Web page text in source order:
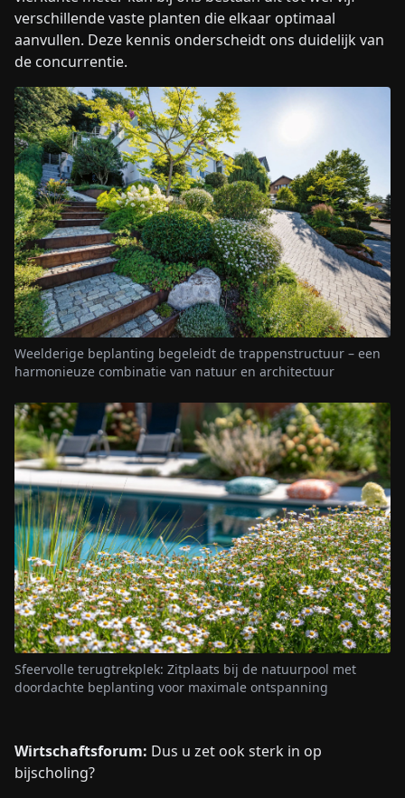
verschillende vaste planten die elkaar optimaal
aanvullen. Deze kennis onderscheidt ons duidelijk van
de concurrentie.
Weelderige beplanting begeleidt de trappenstructuur – een
harmonieuze combinatie van natuur en architectuur
Sfeervolle terugtrekplek: Zitplaats bij de natuurpool met
doordachte beplanting voor maximale ontspanning
Wirtschaftsforum: Dus u zet ook sterk in op
bijscholing?